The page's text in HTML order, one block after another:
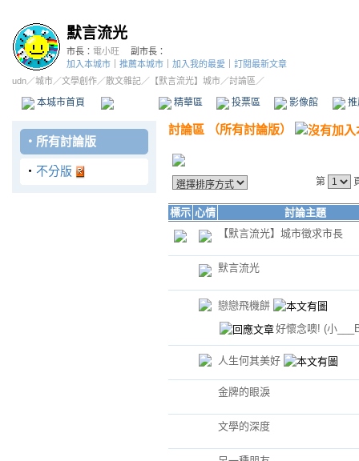
默言流光
市長： 電小旺
副市長：
加入本城市
推薦本城市 加入我的最愛
訂閱最新文章
udn／城市／文學創作／散文雜記／ 【默言流光】城市／討論區／
本城市首頁 精華區 投票區 影像館
‧ 所有討論版
‧ 不分版
討論區 （所有討論版）
第
標示 心情
討論主題
【默言流光】城市徵求市長
默言流光
戀戀飛機餅
好懷念噢! (小
人生何其美好
金牌的眼淚
文學的深度